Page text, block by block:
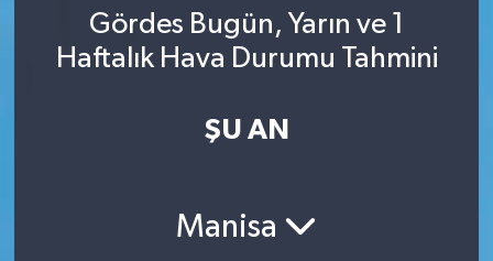
Gördes Bugün, Yarın ve 1
Haftalık Hava Durumu Tahmini
ŞU AN
Manisa
RESMİ İLANLAR
Süper Lig Puan Durumu ve Fikstür
Son Dakika Haberleri